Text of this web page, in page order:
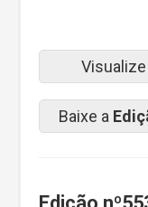
Visualize
Baixe a